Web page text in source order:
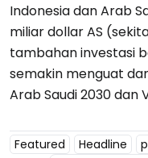
Indonesia dan Arab
miliar dollar AS
tambahan investasi
semakin menguat
Arab Saudi 2030 dan
Featured Headline